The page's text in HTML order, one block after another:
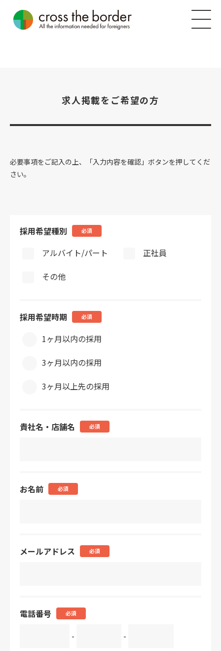
求人掲載をご希望の方
必要事項をご記入の上、「入力内容を確認」ボタンを押してくだ
さい。
採用希望種別 必須
アルバイト/パート
正社員
その他
採用希望時期 必須
1ヶ月以内の採用
3ヶ月以内の採用
3ヶ月以上先の採用
貴社名・店舗名 必須
お名前 必須
メールアドレス 必須
電話番号 必須
- -